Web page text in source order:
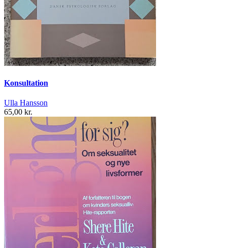
Konsultation
Ulla Hansson
65,00 kr.